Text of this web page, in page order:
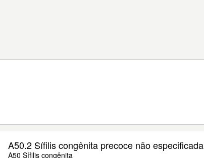
A50.2 Sífilis congênita precoce não especificada
A50 Sífilis congênita